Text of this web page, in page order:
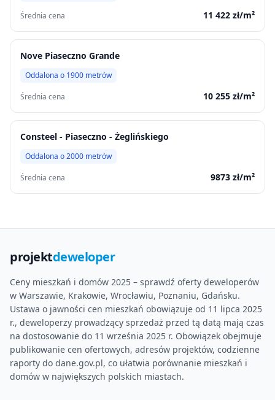
Średnia cena 11 422 zł/m²
Nove Piaseczno Grande
Oddalona o 1900 metrów
Średnia cena 10 255 zł/m²
Consteel - Piaseczno - Żeglińskiego
Oddalona o2000 metrów
Średnia cena 9873 zł/m²
projektdeweloper
Ceny mieszkań i domów 2025 – sprawdź oferty deweloperów
w Warszawie, Krakowie, Wrocławiu, Poznaniu, Gdańsku.
Ustawa o jawności cen mieszkań obowiązuje od 11 lipca 2025
r., deweloperzy prowadzący sprzedaż przed tą datą mają czas
na dostosowanie do 11 września 2025 r. Obowiązek obejmuje
publikowanie cen ofertowych, adresów projektów, codzienne
raporty do dane.gov.pl, co ułatwia porównanie mieszkań i
domów w największych polskich miastach.